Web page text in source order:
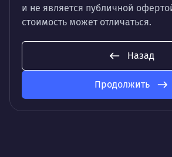
и не является публичной
стоимость может отличаться.
Назад
Продолжить